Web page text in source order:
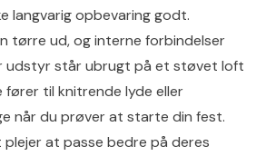
langvarig opbevaring godt.
tørre ud, og interne forbindelser
udstyr står ubrugt på et støvet loft
fører til knitrende lyde eller
når du prøver at starte din fest.
plejer at passe bedre på deres